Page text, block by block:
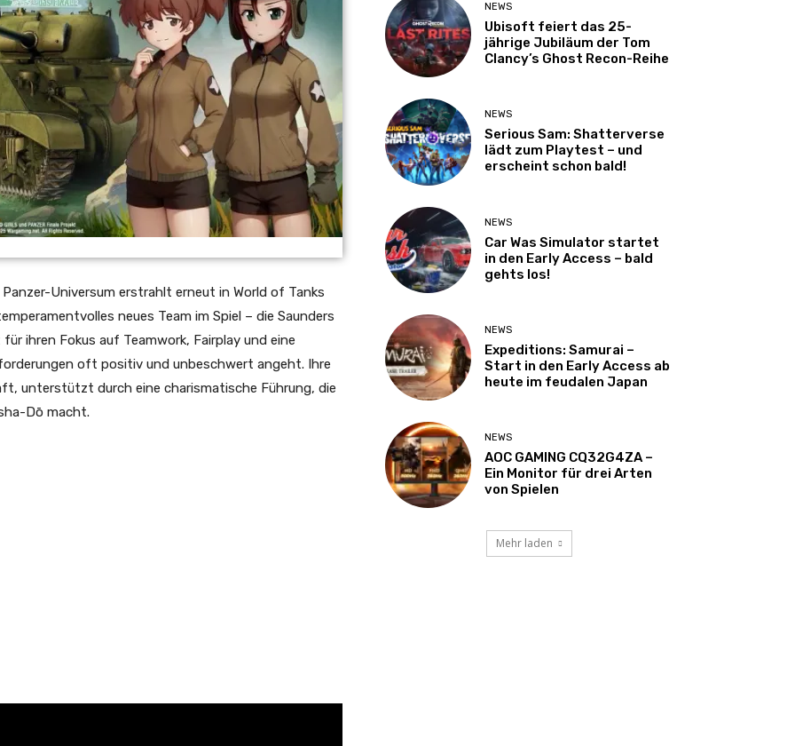
Universum erstrahlt erneut in World of Tanks
neues Team im Spiel – die Saunders
ihren Fokus auf Teamwork, Fairplay und eine
oft positiv und unbeschwert angeht. Ihre
unterstützt durch eine charismatische Führung, die
Dō macht.
NEWS
Ubisoft feiert das 25-
jährige Jubiläum der Tom
Clancy’s Ghost Recon-Reihe
NEWS
Serious Sam: Shatterverse
lädt zum Playtest – und
erscheint schon bald!
NEWS
Car Was Simulator startet
in den Early Access – bald
gehts los!
NEWS
Expeditions: Samurai –
Start in den Early Access ab
heute im feudalen Japan
NEWS
AOC GAMING CQ32G4ZA –
Ein Monitor für drei Arten
von Spielen
Mehr laden